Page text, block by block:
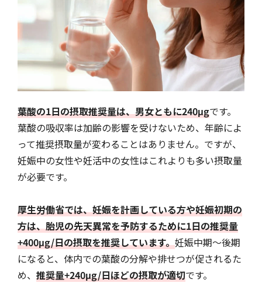
葉酸の1日の摂取推奨量は、男女ともに240μgです。
葉酸の吸収率は加齢の影響を受けないため、年齢によ
って推奨摂取量が変わることはありません。ですが、
妊娠中の女性や妊活中の女性はこれよりも多い摂取量
が必要です。
厚生労働省では、妊娠を計画している方や妊娠初期の
方は、胎児の先天異常を予防するために1日の推奨量
+400μg/日の摂取を推奨しています。妊娠中期〜後期
になると、体内での葉酸の分解や排せつが促されるた
め、 推奨量+240μg/日ほどの摂取が適切です。